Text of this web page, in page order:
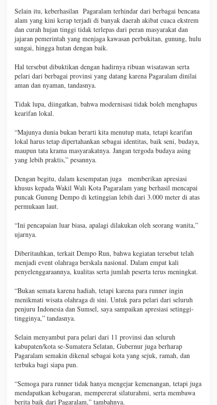
Selain itu, keberhasilan Pagaralam terhindar dari berbagai bencana
alam yang kini kerap terjadi di banyak daerah akibat cuaca ekstrem
dan curah hujan tinggi tidak terlepas dari peran masyarakat dan
jajaran pemerintah yang menjaga kawasan perbukitan, gunung, hulu
sungai, hingga hutan dengan baik.
Hal tersebut dibuktikan dengan hadirnya ribuan wisatawan serta
pelari dari berbagai provinsi yang datang karena Pagaralam dinilai
aman dan nyaman, tandasnya.
Tidak lupa, diingatkan, bahwa modernisasi tidak boleh menghapus
kearifan lokal.
“Majunya dunia bukan berarti kita menutup mata, tetapi kearifan
lokal harus tetap dipertahankan sebagai identitas, baik seni, budaya,
maupun tata krama masyarakatnya. Jangan tergoda budaya asing
yang lebih praktis,” pesannya.
Dengan begitu, dalam kesempatan juga memberikan apresiasi
khusus kepada Wakil Wali Kota Pagaralam yang berhasil mencapai
puncak Gunung Dempo di ketinggian lebih dari 3.000 meter di atas
permukaan laut.
“Ini pencapaian luar biasa, apalagi dilakukan oleh seorang wanita,”
ujarnya.
Diberitauhkan, terkait Dempo Run, bahwa kegiatan tersebut telah
menjadi event olahraga berskala nasional. Dalam empat kali
penyelenggaraannya, kualitas serta jumlah peserta terus meningkat.
“Bukan semata karena hadiah, tetapi karena para runner ingin
menikmati wisata olahraga di sini. Untuk para pelari dari seluruh
penjuru Indonesia dan Sumsel, saya sampaikan apresiasi setinggi-
tingginya,” tandasnya.
Selain menyambut para pelari dari 11 provinsi dan seluruh
kabupaten/kota se-Sumatera Selatan, Gubernur juga berharap
Pagaralam semakin dikenal sebagai kota yang sejuk, ramah, dan
terbuka bagi siapa pun.
“Semoga para runner tidak hanya mengejar kemenangan, tetapi juga
mendapatkan kebugaran, mempererat silaturahmi, serta membawa
berita baik dari Pagaralam,” tambahnya.